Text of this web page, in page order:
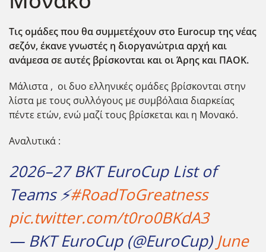
Τις ομάδες που θα συμμετέχουν στο Εurocup της νέας
σεζόν, έκανε γνωστές η διοργανώτρια αρχή και
ανάμεσα σε αυτές βρίσκονται και οι Άρης και ΠΑΟΚ.
Μάλιστα , οι δυο ελληνικές ομάδες βρίσκονται στην
λίστα με τους συλλόγους με συμβόλαια διαρκείας
πέντε ετών, ενώ μαζί τους βρίσκεται και η Μονακό.
Αναλυτικά :
2026–27 BKT EuroCup List of
Teams ⚡️#RoadToGreatness
pic.twitter.com/t0ro0BKdA3
— BKT EuroCup (@EuroCup) June